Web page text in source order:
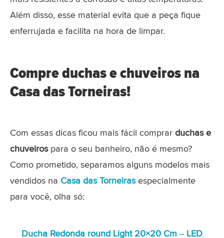
Além disso, esse material evita que a peça fique
enferrujada e facilita na hora de limpar.
Compre duchas e chuveiros na
Casa das Torneiras!
Com essas dicas ficou mais fácil comprar duchas e
chuveirospara o seu banheiro, não é mesmo?
Como prometido, separamos alguns modelos mais
vendidos na Casa das Torneirasespecialmente
para você, olha só:
Ducha Redonda round Light 20×20 Cm – LED